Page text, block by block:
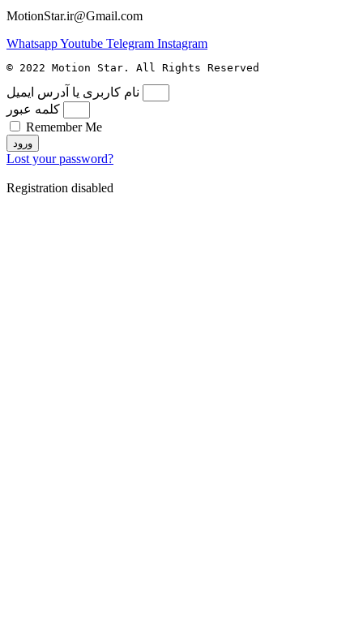
MotionStar.ir@Gmail.com
WhatsappYoutube Telegram Instagram
© 2022 Motion Star. All Rights Reserved
نام کاربری یا آدرس ایمیل
کلمه عبور
Remember Me
ورود
Lost your password?
Registration disabled